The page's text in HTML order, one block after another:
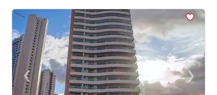
<<< <
‹
Previous ›Next